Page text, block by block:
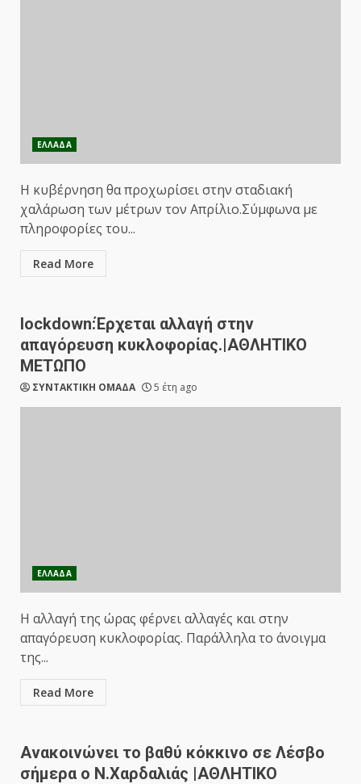
ΕΛΛΑΔΑ
Η κυβέρνηση θα προχωρίσει στην σταδιακή
χαλάρωση των μέτρων τον Απρίλιο.Σύμφωνα με
πληροφορίες του...
Read More
lockdown:Έρχεται αλλαγή στην
απαγόρευση κυκλοφορίας.|ΑΘΛΗΤΙΚΟ
ΜΕΤΩΠΟ
ΣΥΝΤΑΚΤΙΚΗ ΟΜΑΔΑ 5 έτη ago
ΕΛΛΑΔΑ
Η αλλαγή της ώρας φέρνει αλλαγές και στην
απαγόρευση κυκλοφορίας. Παράλληλα το άνοιγμα
της...
Read More
Ανακοινώνει το βαθύ κόκκινο σε Λέσβο
σήμερα ο Ν.Χαρδαλιάς |ΑΘΛΗΤΙΚΟ